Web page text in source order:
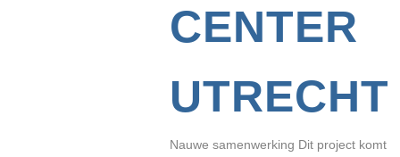
CENTER
UTRECHT
Nauwe samenwerking Dit project komt